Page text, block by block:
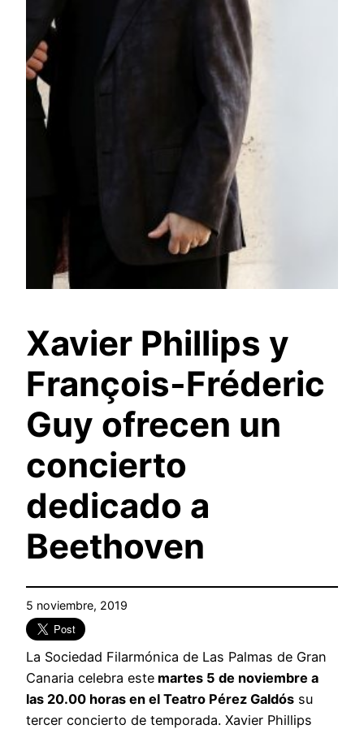
Xavier Phillips y
François-Fréderic
Guy ofrecen un
concierto
dedicado a
Beethoven
5 noviembre, 2019
La Sociedad Filarmónica de Las Palmas de Gran
Canaria celebra este martes 5 de noviembre a
las 20.00 horas en el Teatro Pérez Galdós su
tercer concierto de temporada. Xavier Phillips